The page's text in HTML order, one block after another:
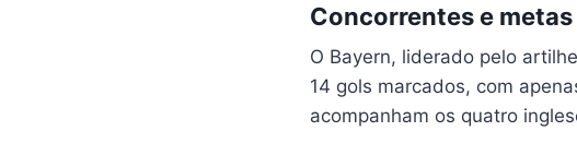
Concorrentes e
O Bayern, liderado pelo
14 gols marcados, com
acompanham os quatro